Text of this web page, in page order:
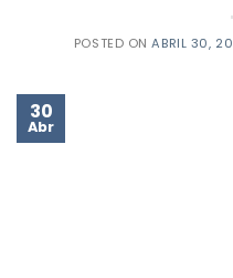
POSTED ONABRIL 30,
30
Abr